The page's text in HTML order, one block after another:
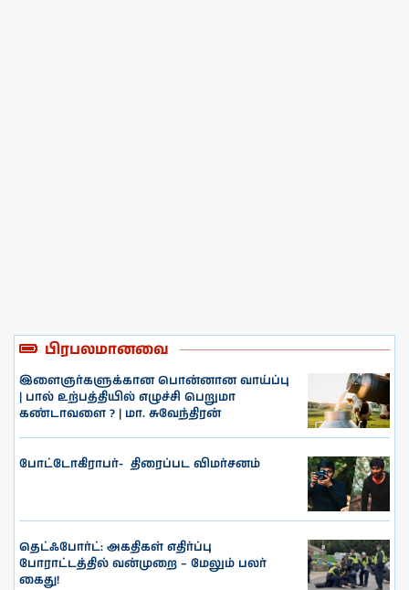
பிரபலமானவை
இளைஞர்களுக்கான பொன்னான வாய்ப்பு
| பால் உற்பத்தியில் எழுச்சி பெறுமா
கண்டாவளை ? | மா. சுவேந்திரன்
போட்டோகிராபர்- ‌ திரைப்பட விமர்சனம்
தெட்ஃபோர்ட்: அகதிகள் எதிர்ப்பு
போராட்டத்தில் வன்முறை – மேலும் பலர்
கைது!